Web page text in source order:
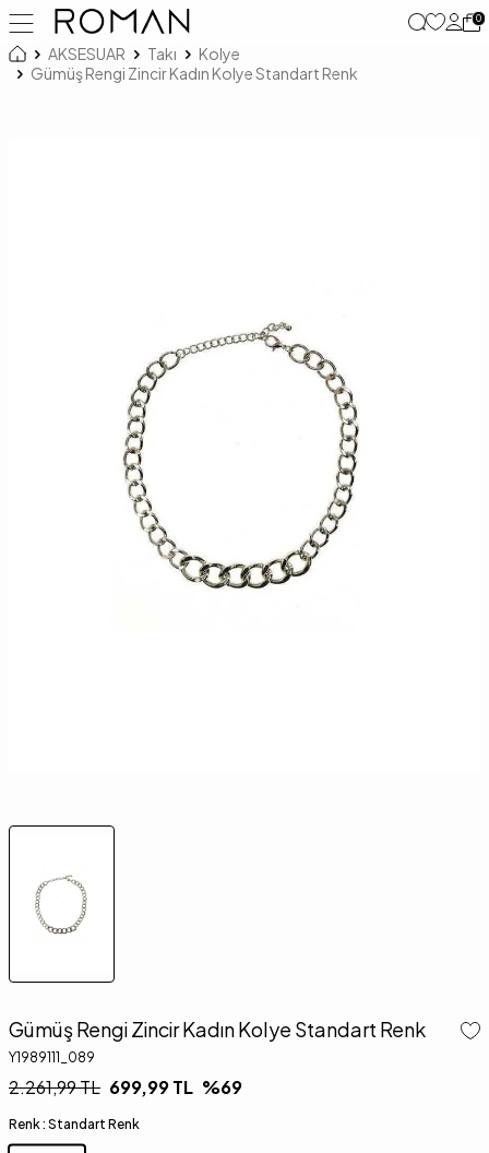
0
AKSESUAR Takı
Kolye
Gümüş Rengi Zincir Kadın Kolye Standart Renk
Gümüş Rengi Zincir Kadın Kolye Standart Renk
Y1989111_089
2.261,99TL 699,99TL %69
Renk : Standart Renk